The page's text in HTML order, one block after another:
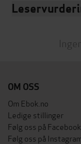
OM OSS
Om Ebok.no
Ledige stillinger
Følg oss på Facebook
Følg oss på